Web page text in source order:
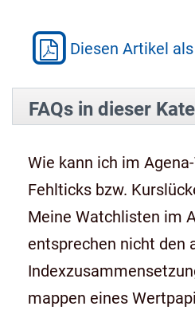
Diesen Artikel
FAQs in dieser
Wie kann ich im
Fehlticks bzw.
Meine Watchlisten im
entsprechen nicht den
mappen eines